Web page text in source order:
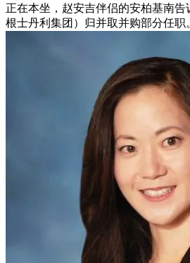
正在本坐，赵安吉伴侣的安柏基南
根士丹利集团）归并取并购部分任职